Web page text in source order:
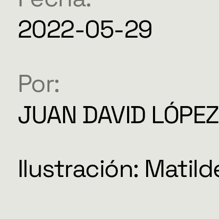
SOBRE
2022-05-29
Por:
JUAN DAVID
Ilustración: